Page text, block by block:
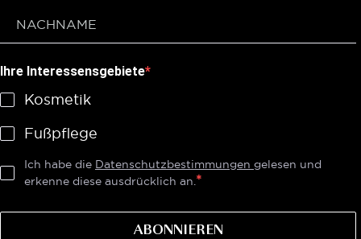
Ihre Interessensgebiete
Kosmetik
Fußpflege
Ich habe die Datenschutzbestimmungen gelesen und
erkenne diese ausdrücklich an.
ABONNIEREN